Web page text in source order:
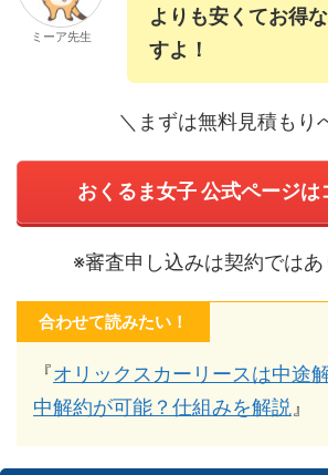
ミーア先生
よりも安くてお得
すよ！
＼まずは無料見積もり
おくるま女子 公式ページは
※審査申し込みは契約ではあ
合わせて読みたい！
『オリックスカーリースは中途
中解約が可能？仕組みを解説 』